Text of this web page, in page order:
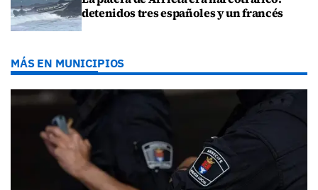
detenidos tres españoles y un francés
MÁS EN MUNICIPIOS